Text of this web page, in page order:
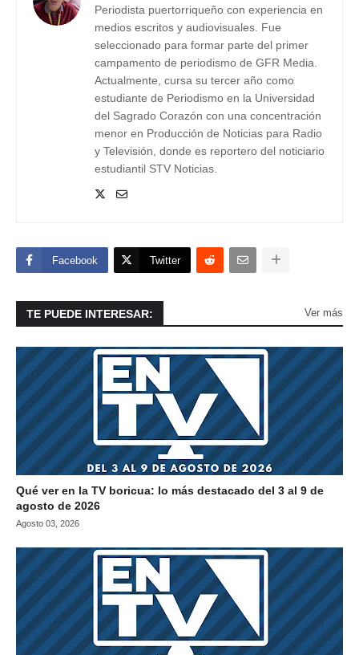
Periodista puertorriqueño con experiencia en
medios escritos y audiovisuales. Fue
seleccionado para formar parte del primer
campamento de periodismo de GFR Media.
Actualmente, cursa su tercer año como
estudiante de Periodismo en la Universidad
del Sagrado Corazón con una concentración
menor en Producción de Noticias para Radio
y Televisión, donde es reportero del noticiario
estudiantil STV Noticias.
Facebook Twitter
TE PUEDE INTERESAR: Ver más
Qué ver en la TV boricua: lo más destacado del 3 al 9 de
agosto de 2026
Agosto 03, 2026